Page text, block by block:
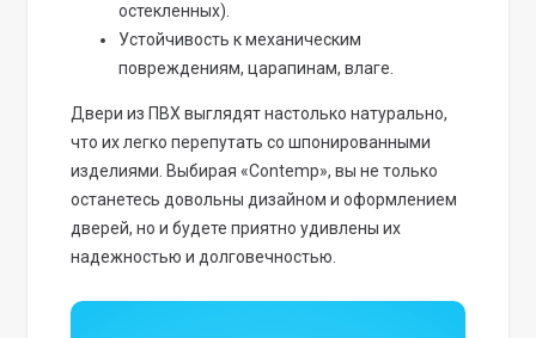
остекленных).
Устойчивость к механическим
повреждениям, царапинам, влаге.
Двери из ПВХ выглядят настолько натурально,
что их легко перепутать со шпонированными
изделиями. Выбирая «Contemp», вы не только
останетесь довольны дизайном и оформлением
дверей, но и будете приятно удивлены их
надежностью и долговечностью.